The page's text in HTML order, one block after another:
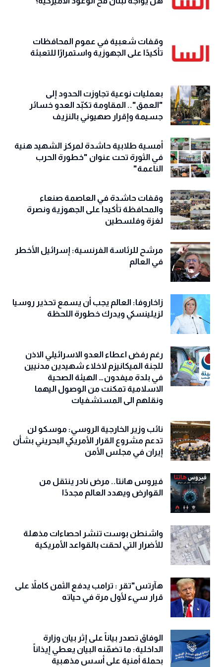
وقفات شعبية في عموم المحافظات
تأكيدًا على الجهوزية واستمرارًا للتعبئة
بعمليات نوعية تجاوزت الحدود إلى
"العمق".. المقاومة تكبّد العدو خسائر
جسيمة وإقرار صهيوني بالنزيف
أمسية طلابية حاشدة لمركز الشهيد هنية
في الثورة تحت عنوان "خطورة الحرب
الناعمة"
وقفات حاشدة في العاصمة صنعاء
والمحافظة تأكيدا على الجهوزية ونصرة
لغزة وفلسطين
مرشح للرئاسة الفرنسية: إسرائيل الأخطر
في العالم
زاخاروفا: العالم يجب أن يسمع تحذير روسيا
لزيلينسكي ويدرك خطورة اللحظة
رغم رفض اعطاء العدو الاسرائيلي الاذن
للجنة الميكانيزم لاخلاء شهيدين مدنيين
في بلدة ميفدون… الهيئة الصحية
الاسلامية تمكنت من الوصول اليهما
ونقلهم الى المستشفيات
نائب وزير الخارجية الروسي: موسكو لن
تدعم مشروع القرار الأمريكي البحريني بشأن
إيران في مجلس الأمن
فيروس هانتا.. مرض نادر ينتقل من
القوارض ويهدد العالم مجددًا
واشنطن بوست تنشر احصاءات مذهلة
للأضرار التي لحقت بالقواعد الأمريكية
هآرتس"تقر : ترامب يدفع الثمن كاملاً على
قرار سيء لأول مرة في حياته
الوفاق تصدر بياناً على إثر بيان وزارة
الداخلية: ما تضمّنه البيان يعطي إيذاناً
بحملة أمنية على أسس مذهبية